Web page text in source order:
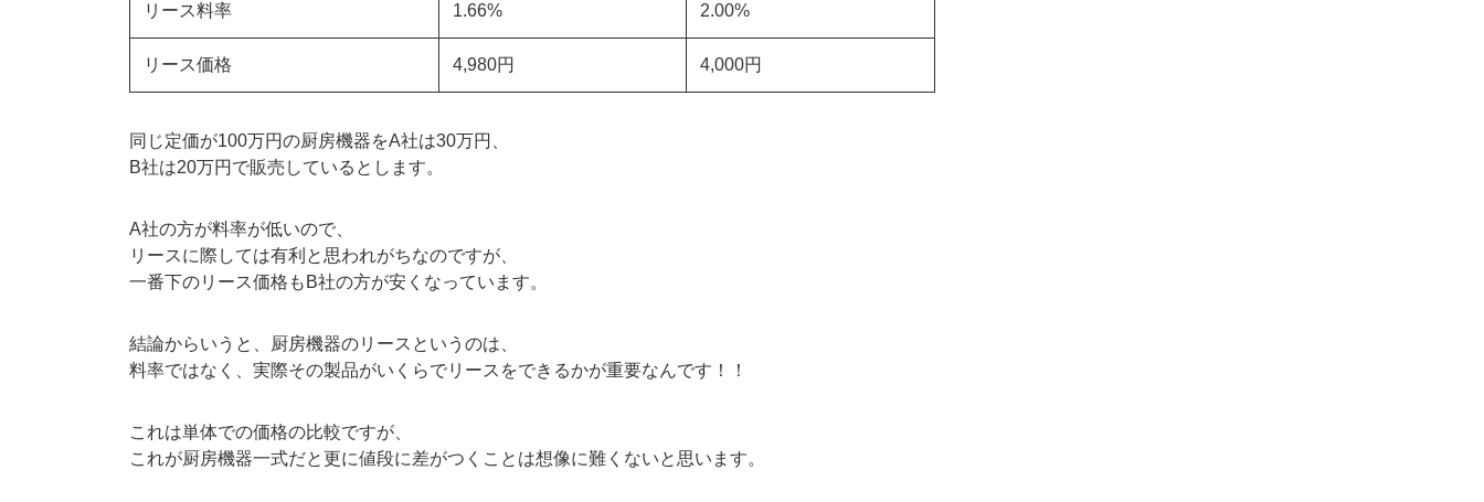
リース料率 1.66% 2.00%
リース価格 4,980円 4,000円
同じ定価が100万円の厨房機器をA社は30万円、
B社は20万円で販売しているとします。
A社の方が料率が低いので、
リースに際しては有利と思われがちなのですが、
一番下のリース価格もB社の方が安くなっています。
結論からいうと、厨房機器のリースというのは、
料率ではなく、実際その製品がいくらでリースをできるかが重要なんです！！
これは単体での価格の比較ですが、
これが厨房機器一式だと更に値段に差がつくことは想像に難くないと思います。